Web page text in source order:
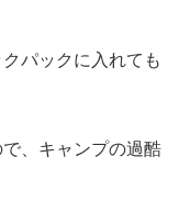
パックに入れても
、キャンプの過酷